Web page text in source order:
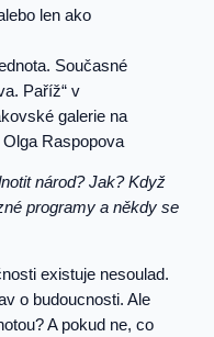
Současné
Paříž“ v
galerie na
Raspopova
národ? Jak? Když
programy a někdy se
existuje nesoulad.
o budoucnosti. Ale
A pokud ne, co